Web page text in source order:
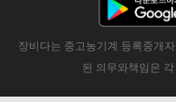
장비다는 중고농기계 등록중개
된 의무와책임은